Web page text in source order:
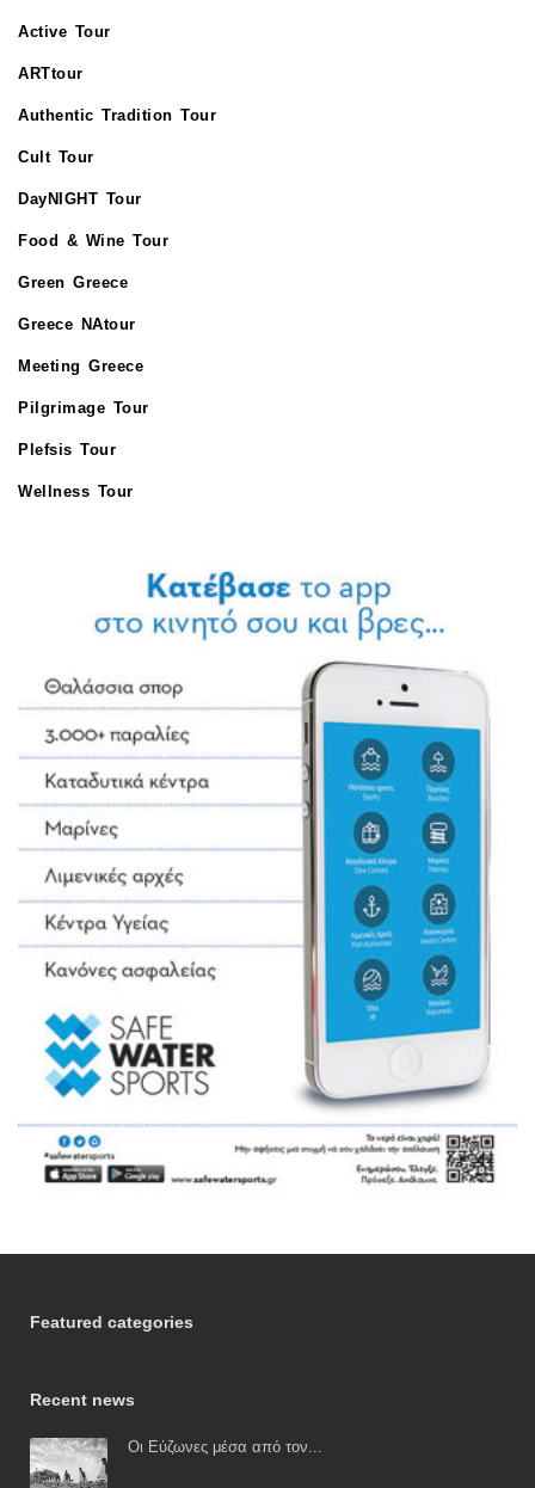
Active Tour
ARTtour
Authentic Tradition Tour
Cult Tour
DayNIGHT Tour
Food & Wine Tour
Green Greece
Greece NAtour
Meeting Greece
Pilgrimage Tour
Plefsis Tour
Wellness Tour
Featured categories
Recent news
Οι Εύζωνες μέσα από τον...